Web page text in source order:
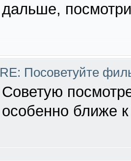
дальше,
RE: Посоветуйте
Советую
особенно ближе